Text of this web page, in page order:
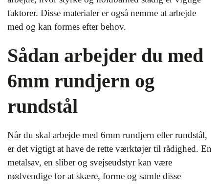
faktorer. Disse materialer er også nemme at arbejde
med og kan formes efter behov.
Sådan arbejder du med
6mm rundjern og
rundstål
Når du skal arbejde med 6mm rundjern eller rundstål,
er det vigtigt at have de rette værktøjer til rådighed. En
metalsav, en sliber og svejseudstyr kan være
nødvendige for at skære, forme og samle disse